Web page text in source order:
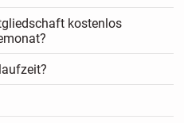
kostenlos